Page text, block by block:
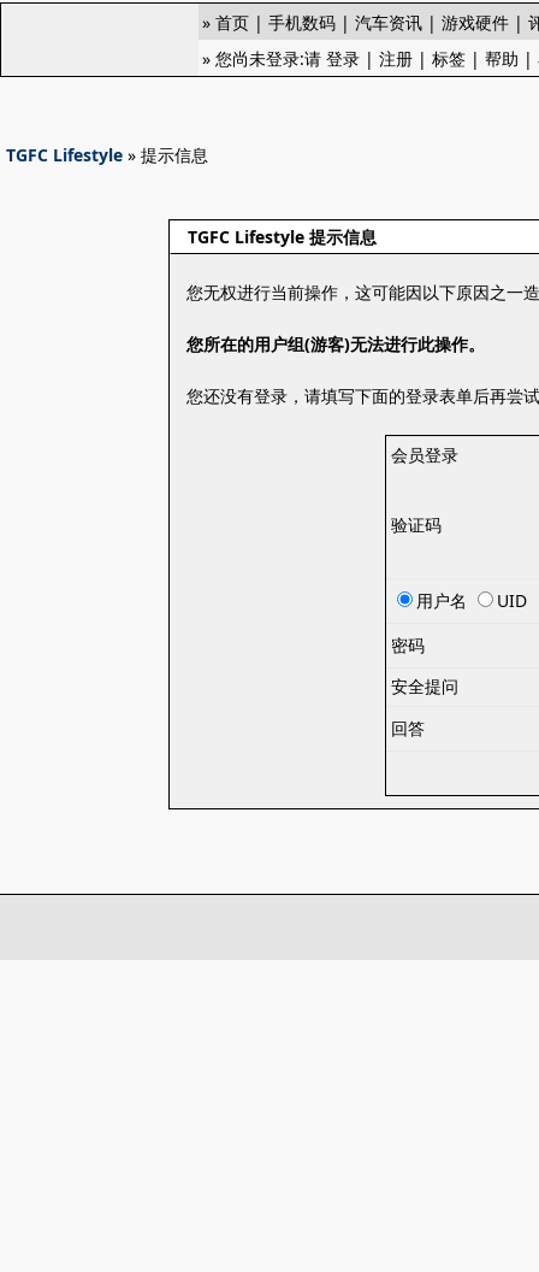
» 首页 | 手机数码 | 汽车资讯 | 游戏硬件 |
» 您尚未登录:请 登录 | 注册 | 标签 | 帮助 |
TGFC Lifestyle » 提示信息
TGFC Lifestyle 提示信息
您无权进行当前操作，这可能因以下原因之一
您所在的用户组(游客)无法进行此操作。
您还没有登录，请填写下面的登录表单后再尝
会员登录
验证码
用户名
UID
密码
安全提问
回答